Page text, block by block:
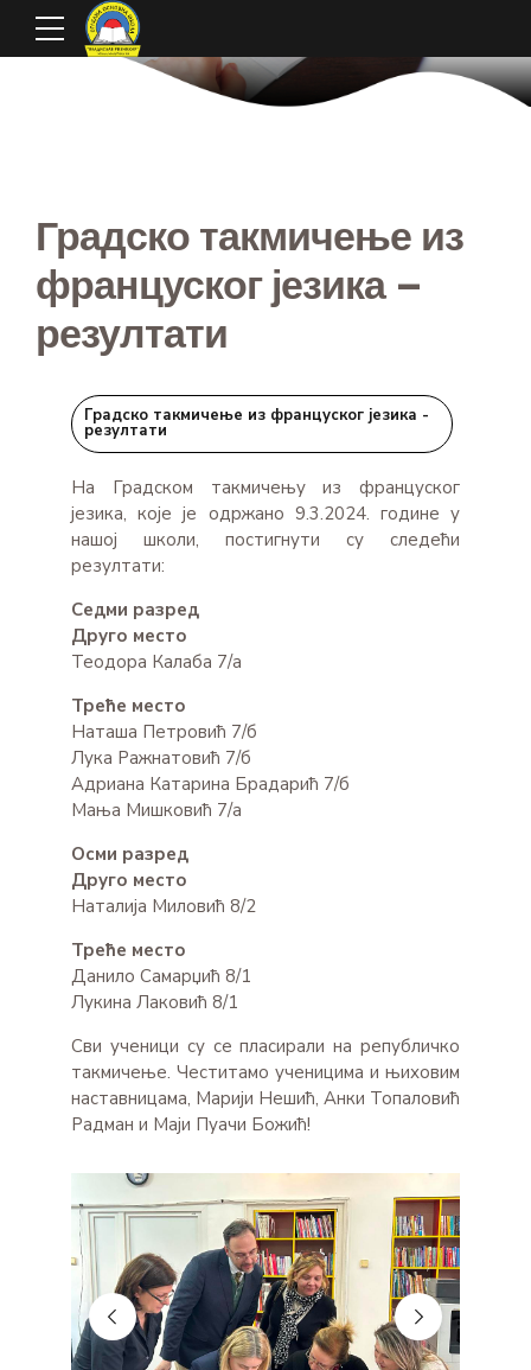
Градско такмичење из
француског језика –
резултати
Градско такмичење из француског језика -
резултати
На Градском такмичењу из француског
језика, које је одржано 9.3.2024. године у
нашој школи, постигнути су следећи
резултати:
Седми разред
Друго место
Теодора Калаба 7/а
Треће место
Наташа Петровић 7/б
Лука Ражнатовић 7/б
Адриана Катарина Брадарић 7/б
Мања Мишковић 7/а
Осми разред
Друго место
Наталија Миловић 8/2
Треће место
Данило Самарџић 8/1
Лукина Лаковић 8/1
Сви ученици су се пласирали на републичко
такмичење. Честитамо ученицима и њиховим
наставницама, Марији Нешић, Анки Топаловић
Радман и Маји Пуачи Божић!